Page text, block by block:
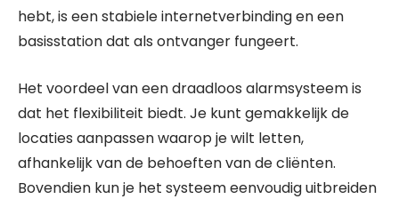
hebt, is een stabiele internetverbinding en een
basisstation dat als ontvanger fungeert.
Het voordeel van een draadloos alarmsysteem is
dat het flexibiliteit biedt. Je kunt gemakkelijk de
locaties aanpassen waarop je wilt letten,
afhankelijk van de behoeften van de cliënten.
Bovendien kun je het systeem eenvoudig uitbreiden